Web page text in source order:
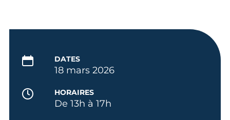
DATES
18 mars 2026
HORAIRES
De 13h à 17h